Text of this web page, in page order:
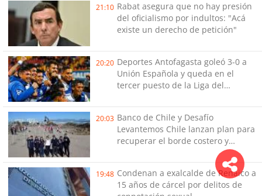
21:10 Rabat asegura que no hay presión
del oficialismo por indultos: "Acá
existe un derecho de petición"
20:20 Deportes Antofagasta goleó 3-0 a
Unión Española y queda en el
tercer puesto de la Liga del
20:03 Banco de Chile y Desafío
Levantemos Chile lanzan plan para
recuperar el borde costero y
reactivar emprendimientos en la
Región de Coquimbo
19:48 Condenan a exalcalde de Renaico a
15 años de cárcel por delitos de